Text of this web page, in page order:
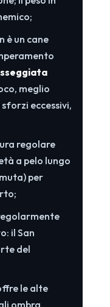
è un cane
meglio
eccessivi,
regolare
a pelo lungo
per
il San
del
le alte
ombra,